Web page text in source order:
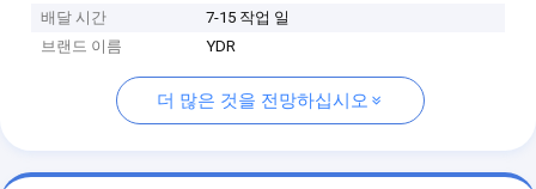
배달 시간
7-15 작업 일
브랜드 이름
YDR
더 많은 것을 전망하십시오